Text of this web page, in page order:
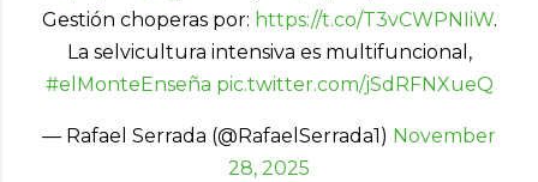
Gestión choperas por: https://t.co/T3vCWPNIiW.
La selvicultura intensiva es multifuncional,
#elMonteEnseña pic.twitter.com/jSdRFNXueQ
— Rafael Serrada (@RafaelSerrada1) November
28, 2025